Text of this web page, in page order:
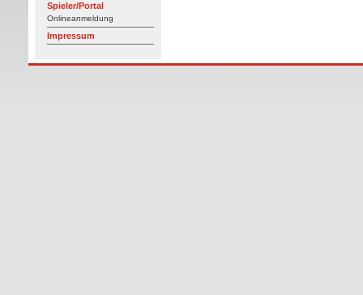
Spieler/Portal
Onlineanmeldung
Impressum